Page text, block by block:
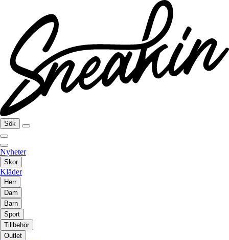
Sök
Nyheter
Skor
Kläder
Herr
Dam
Barn
Sport
Tillbehör
Outlet